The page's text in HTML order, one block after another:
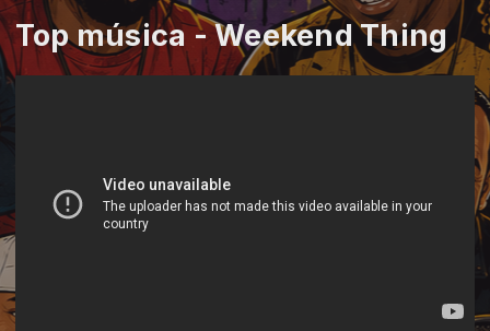
Top música - Weekend Thing